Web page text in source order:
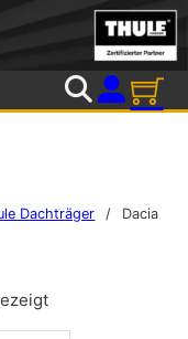
Dachträger / Dacia